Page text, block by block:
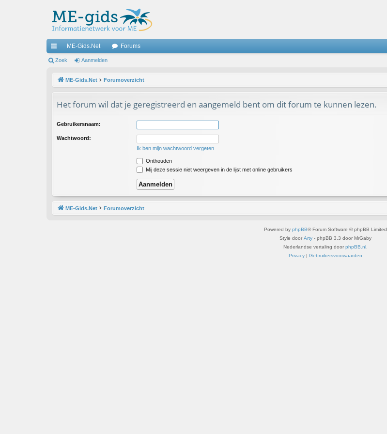
ne
ME-Gids.Net Forums
Zoek Aanmelden
ME-Gids.Net Forumoverzicht
Het forum wil dat je geregistreerd en aangemeld bent om dit forum te kunnen lezen.
Gebruikersnaam:
Wachtwoord:
Ik ben mijn wachtwoord vergeten
Onthouden
Mij deze sessie niet weergeven in de lijst met online gebruikers
ME-Gids.Net Forumoverzicht
Powered by phpBB® Forum Software © phpBB Limited
Style door Arty - phpBB 3.3 door MrGaby
Nederlandse vertaling door phpBB.nl
Privacy | Gebruikersvoorwaarden